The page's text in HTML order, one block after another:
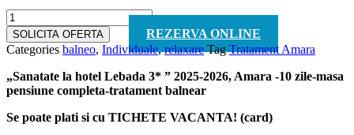
Cantitate
Tratament
Amara
10
zile
-
Sanatate
la
SOLICITA OFERTA
REZERVA ONLINE
Categories balneo, Individuale,relaxare Tag Tratament Amara
„Sanatate la hotel Lebada 3* ” 2025-2026, Amara -10 zile-masa
pensiune completa-tratament balnear
Se poate plati si cu TICHETE VACANTA! (card)